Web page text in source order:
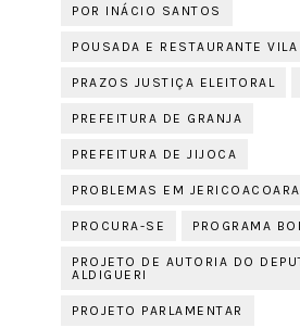
POR INÁCIO SANTOS
POUSADA E RESTAURANTE VILA
PRAZOS JUSTIÇA ELEITORAL
PREFEITURA DE GRANJA
PREFEITURA DE JIJOCA
PROBLEMAS EM JERICOACOARA
PROCURA-SE PROGRAMA
PROJETO DE AUTORIA DO
ALDIGUERI
PROJETO PARLAMENTAR